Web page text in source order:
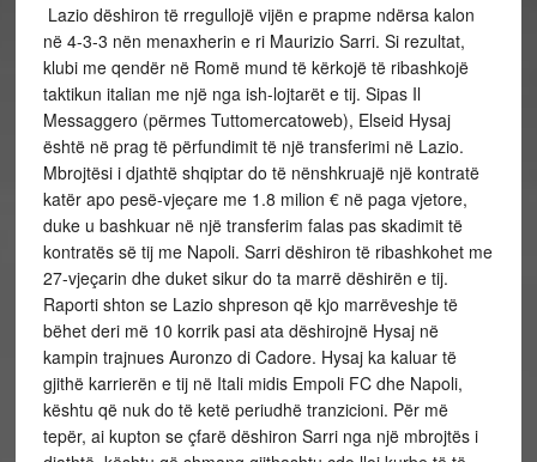
Lazio dëshiron të rregullojë vijën e prapme ndërsa kalon
në 4-3-3 nën menaxherin e ri Maurizio Sarri. Si rezultat,
klubi me qendër në Romë mund të kërkojë të ribashkojë
taktikun italian me një nga ish-lojtarët e tij. Sipas Il
Messaggero (përmes Tuttomercatoweb), Elseid Hysaj
është në prag të përfundimit të një transferimi në Lazio.
Mbrojtësi i djathtë shqiptar do të nënshkruajë një kontratë
katër apo pesë-vjeçare me 1.8 milion € në paga vjetore,
duke u bashkuar në një transferim falas pas skadimit të
kontratës së tij me Napoli. Sarri dëshiron të ribashkohet me
27-vjeçarin dhe duket sikur do ta marrë dëshirën e tij.
Raporti shton se Lazio shpreson që kjo marrëveshje të
bëhet deri më 10 korrik pasi ata dëshirojnë Hysaj në
kampin trajnues Auronzo di Cadore. Hysaj ka kaluar të
gjithë karrierën e tij në Itali midis Empoli FC dhe Napoli,
kështu që nuk do të ketë periudhë tranzicioni. Për më
tepër, ai kupton se çfarë dëshiron Sarri nga një mbrojtës i